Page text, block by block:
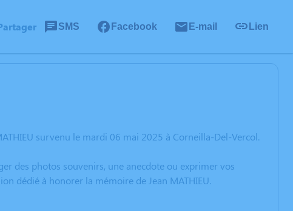
SMS Facebook E-mail Lien
survenu le mardi 06 mai 2025 à Corneilla-Del-Vercol.
des photos souvenirs, une anecdote ou exprimer vos
dédié à honorer la mémoire de Jean MATHIEU.